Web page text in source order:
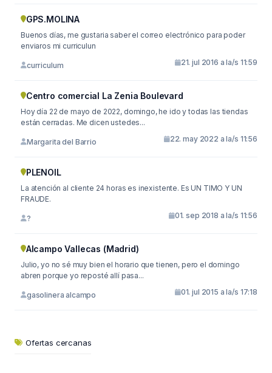
GPS.MOLINA
Buenos días, me gustaria saber el correo electrónico para poder
enviaros mi curriculun
curriculum 21. jul 2016 a la/s 11:59
Centro comercial La Zenia Boulevard
Hoy día 22 de mayo de 2022, domingo, he ido y todas las tiendas
están cerradas. Me dicen ustedes...
Margarita del Barrio 22. may 2022 a la/s 11:56
PLENOIL
La atención al cliente 24 horas es inexistente. Es UN TIMO Y UN
FRAUDE.
? 01. sep 2018 a la/s 11:56
Alcampo Vallecas (Madrid)
Julio, yo no sé muy bien el horario que tienen, pero el domingo
abren porque yo reposté allí pasa...
gasolinera alcampo 01. jul 2015 a la/s 17:18
Ofertas cercanas